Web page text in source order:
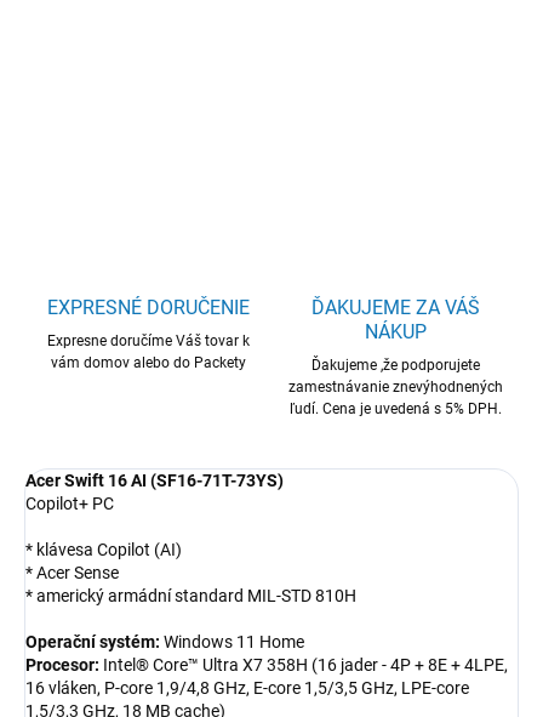
EXPRESNÉ DORUČENIE
Expresne doručíme Váš tovar k
vám domov alebo do Packety
ĎAKUJEME ZA VÁŠ
NÁKUP
Ďakujeme ,že podporujete
zamestnávanie znevýhodnených
ľudí. Cena je uvedená s 5% DPH.
Acer Swift 16 AI (SF16-71T-73YS)
Copilot+ PC
* klávesa Copilot (AI)
* Acer Sense
* americký armádní standard MIL-STD 810H
Operační systém: Windows 11 Home
Procesor: Intel® Core™ Ultra X7 358H (16 jader - 4P + 8E + 4LPE,
16 vláken, P-core 1,9/4,8 GHz, E-core 1,5/3,5 GHz, LPE-core
1,5/3,3 GHz, 18 MB cache)